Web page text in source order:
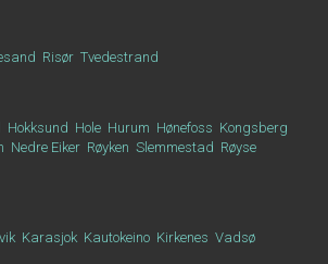
Risør Tvedestrand
Hokksund Hole Hurum Hønefoss Kongsberg
Nedre Eiker Røyken Slemmestad Røyse
Karasjok Kautokeino Kirkenes Vadsø